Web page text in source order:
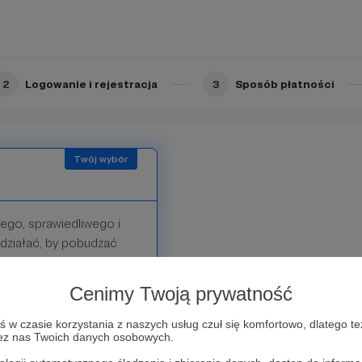
Cenimy Twoją prywatność
w czasie korzystania z naszych usług czuł się komfortowo, dlatego
nas Twoich danych osobowych.
2 Logowanie i rejestracja 3 Sposób płatności
sprawiedliwego i
by pobudzać
i jesteśmy wdzięczni za
chcemy
imię i nazwisko (lub